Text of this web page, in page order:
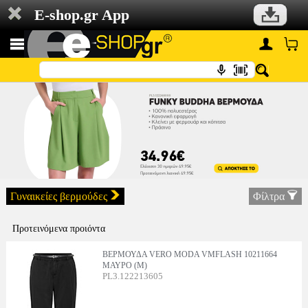
E-shop.gr App
Γυναικείες βερμούδες Φίλτρα
Προτεινόμενα προιόντα
ΒΕΡΜΟΥΔΑ VERO MODA VMFLASH 10211664
ΜΑΥΡΟ (M)
PL3.122213605